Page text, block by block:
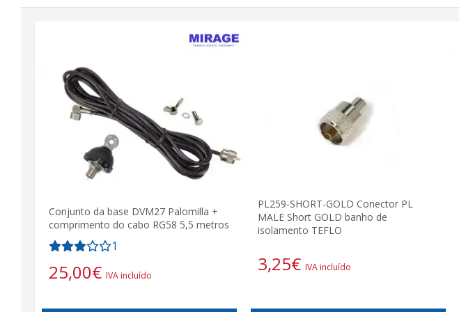
Conjunto da base DVM27 Palomilla +
comprimento do cabo RG58 5,5 metros
1
25,00€ IVA incluído
PL259-SHORT-GOLD Conector PL
MALE Short GOLD banho de
isolamento TEFLO
3,25€ IVA incluído